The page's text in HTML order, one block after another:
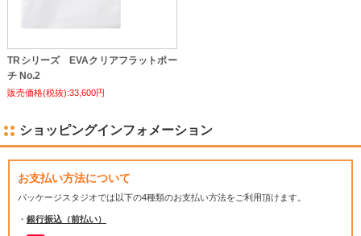
TRシリーズ EVAクリアフラットポー
チ No.2
販売価格(税抜):33,600円
ショッピングインフォメーション
お支払い方法について
パッケージスタジオでは以下の4種類のお支払い方法をご利用頂けます。
・ 銀行振込（前払い）